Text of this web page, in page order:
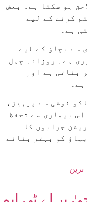
ہو سکتا ہے۔ بعض
کرنے کے لیے
ہے۔
سے بچاؤ کے لیے
ہے۔ روزانہ چہل
بناتی ہے اور
نوشی سے پرہیز،
بیماری سے تحفظ
جرابوں کا
کو بہتر بنانے
پر اے ٹی ایم